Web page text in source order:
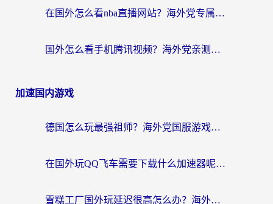
在国外怎么看nba直播网站？海外党专属体育观赛指南，告别地区限制！
国外怎么看手机腾讯视频？海外党亲测有效的追剧加速器选择指南
加速国内游戏
德国怎么玩最强祖师？海外党国服游戏加速器选择全攻略（附宝可梦Online实测）
在国外玩QQ飞车需要下载什么加速器呢？海外党亲测有效的国服游戏加速指南
雪糕工厂国外玩延迟很高怎么办？海外玩家国服游戏加速终极攻略（附实测推荐）